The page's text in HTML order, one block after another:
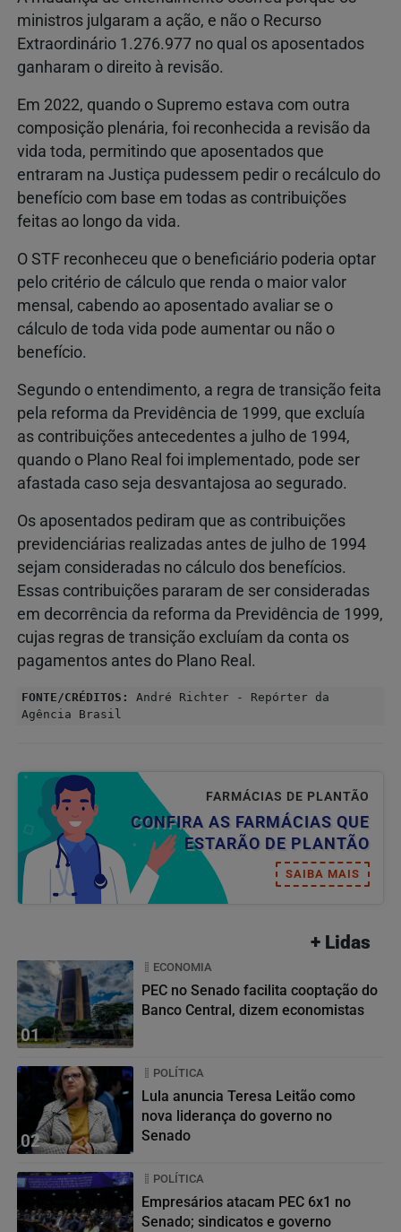
ministros julgaram a ação, e não o Recurso
Extraordinário 1.276.977 no qual os aposentados
ganharam o direito à revisão.
Em 2022, quando o Supremo estava com outra
composição plenária, foi reconhecida a revisão da
vida toda, permitindo que aposentados que
entraram na Justiça pudessem pedir o recálculo do
benefício com base em todas as contribuições
feitas ao longo da vida.
O STF reconheceu que o beneficiário poderia optar
pelo critério de cálculo que renda o maior valor
mensal, cabendo ao aposentado avaliar se o
cálculo de toda vida pode aumentar ou não o
benefício.
Segundo o entendimento, a regra de transição feita
pela reforma da Previdência de 1999, que excluía
as contribuições antecedentes a julho de 1994,
quando o Plano Real foi implementado, pode ser
afastada caso seja desvantajosa ao segurado.
Os aposentados pediram que as contribuições
previdenciárias realizadas antes de julho de 1994
sejam consideradas no cálculo dos benefícios.
Essas contribuições pararam de ser consideradas
em decorrência da reforma da Previdência de 1999,
cujas regras de transição excluíam da conta os
pagamentos antes do Plano Real.
FONTE/CRÉDITOS:
André Richter - Repórter da
Agência Brasil
FARMÁCIAS DE PLANTÃO
CONFIRA AS FARMÁCIAS QUE
ESTARÃO DE PLANTÃO
SAIBA MAIS
+ Lidas
01
ECONOMIA
PEC no Senado facilita cooptação do
Banco Central, dizem economistas
02
POLÍTICA
Lula anuncia Teresa Leitão como
nova liderança do governo no
Senado
POLÍTICA
Empresários atacam PEC 6x1 no
Senado; sindicatos e governo